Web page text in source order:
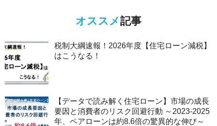
オススメ記事
税制大綱速報！2026年度【住宅ローン減税】
はこうなる！
【データで読み解く住宅ローン】市場の成長
要因と消費者のリスク回避行動 ～2023-2025
年、ペアローンは約8.6倍の驚異的な伸び～